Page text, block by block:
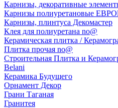
Карнизы, декоративные
Карнизы полиуретановые
Карнизы, плинтуса Декомастер
Клея для полиуретана no@
Керамическая плитка /
Плитка прочая no@
Строительная Плитка и
Belani
Керамика Будущего
Орнамент Декор
Грани Таганая
Гранитея